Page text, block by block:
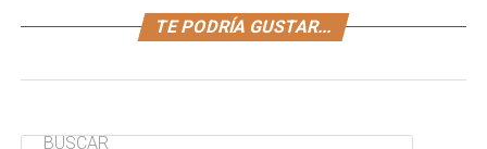
TE PODRÍA GUSTAR...